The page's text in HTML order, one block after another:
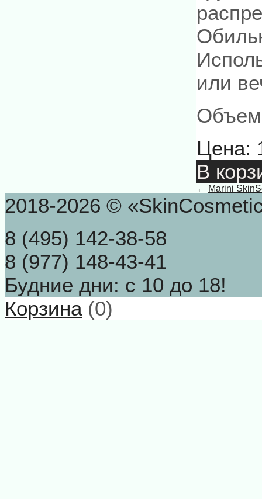
или
Цена:
В
← Marini
2018-2026 ©
8 (495) 142-38-58
8 (977) 148-43-41
Будние дни: с 10 до 18!
Корзина(0)